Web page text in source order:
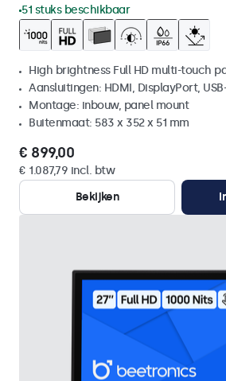
51 stuks beschikbaar
High brightness Full HD multi-touch
Aansluitingen: HDMI, DisplayPort,
Montage: inbouw, panel mount
Buitenmaat: 583 x 352 x 51 mm
€ 899,00
€ 1.087,79 incl. btw
Bekijken